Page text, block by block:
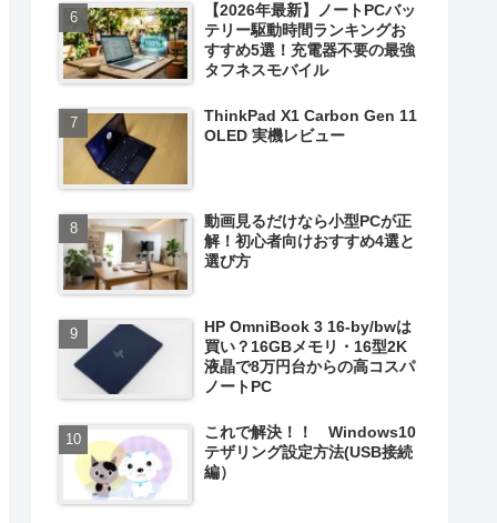
【2026年最新】ノートPCバッ
テリー駆動時間ランキングお
すすめ5選！充電器不要の最強
タフネスモバイル
ThinkPad X1 Carbon Gen 11
OLED 実機レビュー
動画見るだけなら小型PCが正
解！初心者向けおすすめ4選と
選び方
HP OmniBook 3 16-by/bwは
買い？16GBメモリ・16型2K
液晶で8万円台からの高コスパ
ノートPC
これで解決！！ Windows10
テザリング設定方法(USB接続
編）